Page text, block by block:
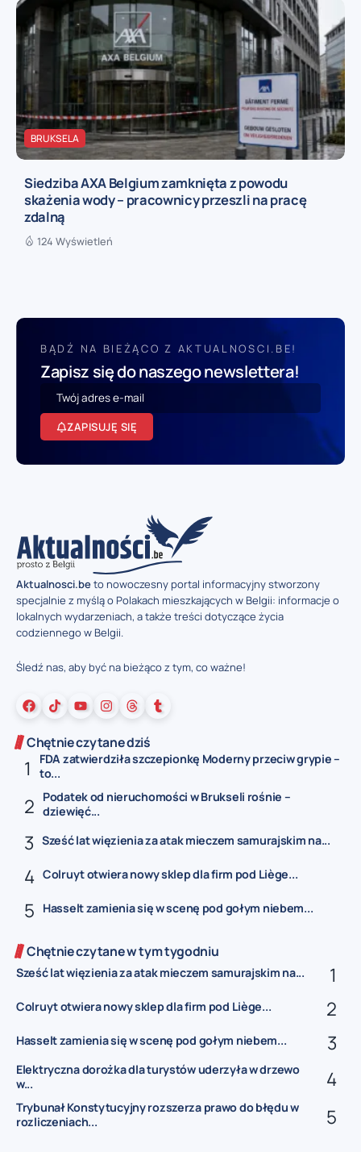
BRUKSELA
Siedziba AXA Belgium zamknięta z powodu
skażenia wody – pracownicy przeszli na pracę
zdalną
124 Wyświetleń
BĄDŹ NA BIEŻĄCO Z AKTUALNOSCI.BE!
Zapisz się do naszego newslettera!
ZAPISUJĘ SIĘ
Aktualnosci.beto nowoczesny portal informacyjny stworzony
specjalnie z myślą o Polakach mieszkających w Belgii: informacje o
lokalnych wydarzeniach, a także treści dotyczące życia
codziennego w Belgii.
Śledź nas, aby być na bieżąco z tym, co ważne!
Chętnie czytane dziś
FDA zatwierdziła szczepionkę Moderny przeciw grypie –
to...
Podatek od nieruchomości w Brukseli rośnie –
dziewięć...
Sześć lat więzienia za atak mieczem samurajskim na...
Colruyt otwiera nowy sklep dla firm pod Liège...
Hasselt zamienia się w scenę pod gołym niebem...
Chętnie czytane w tym tygodniu
Sześć lat więzienia za atak mieczem samurajskim na...
Colruyt otwiera nowy sklep dla firm pod Liège...
Hasselt zamienia się w scenę pod gołym niebem...
Elektryczna dorożka dla turystów uderzyła w drzewo
w...
Trybunał Konstytucyjny rozszerza prawo do błędu w
rozliczeniach...